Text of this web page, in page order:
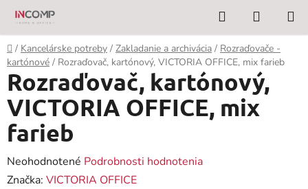
Prejsť
obsah
Hľadať
KOŠÍK
Domov
/ Kancelárske potreby / Zakladanie a archivácia / Rozraďovače -
kartónové / Rozraďovač, kartónový, VICTORIA OFFICE, mix farieb
Rozraďovač, kartónový,
VICTORIA OFFICE, mix
farieb
Priemerné
hodnotenie
Neohodnotené Podrobnosti hodnotenia
Značka: VICTORIA OFFICE